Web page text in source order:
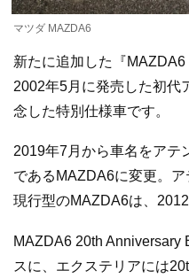
マツダ MAZDA6
新たに追加した『MAZDA6
2002年5月に発売した初代
念した特別仕様車です。
2019年7月から車名をアテ
であるMAZDA6に変更。
現行型のMAZDA6は、
MAZDA6 20th Anniversary
スに、エクステリアには